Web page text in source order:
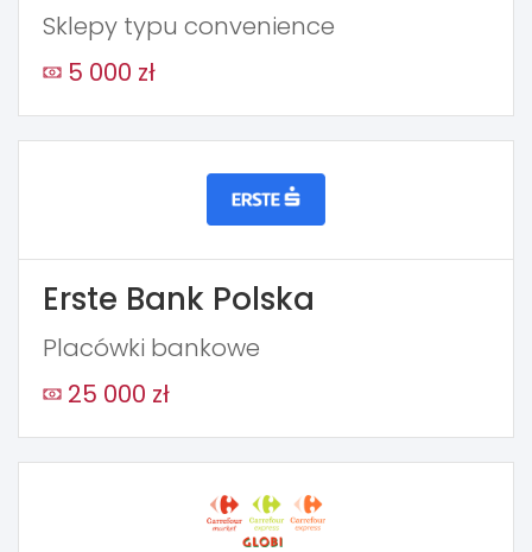
Sklepy typu convenience
5 000 zł
Erste Bank Polska
Placówki bankowe
25 000 zł